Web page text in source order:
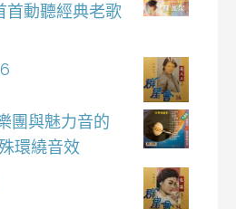
首動聽經典老歌
團與魅力音的
環繞音效